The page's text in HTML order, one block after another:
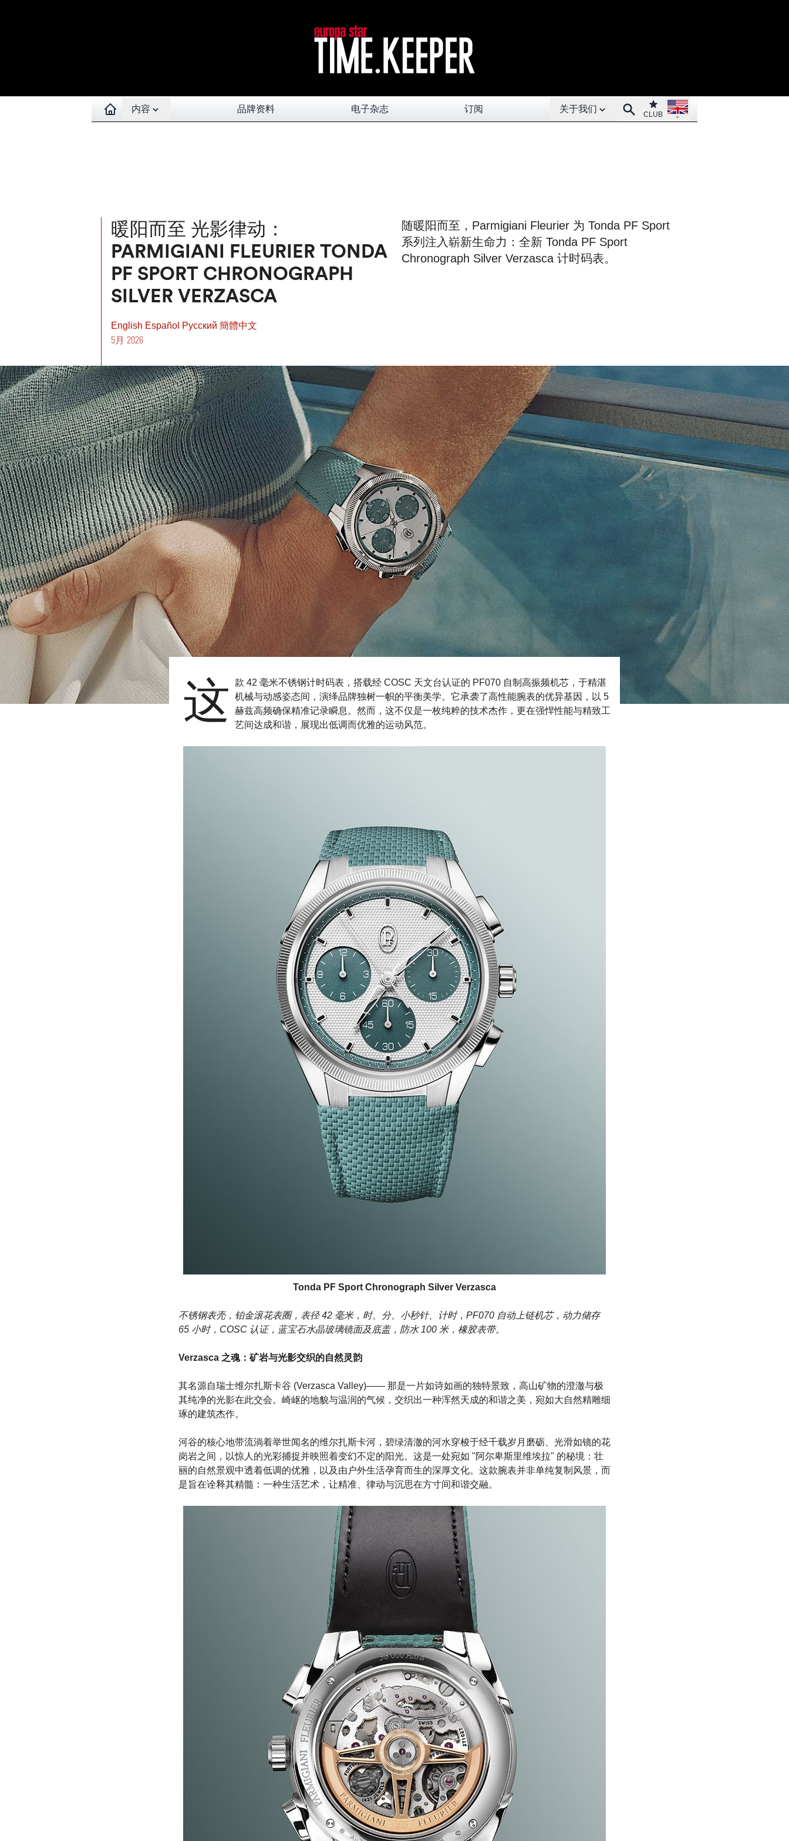
Open contents menu
内容 品牌资料 电子杂志 订阅
Open About menu
关于我们 SearchClub
CLUB
Open language menu
暖阳而至 光影律动：
PARMIGIANI FLEURIER TONDA
PF SPORT CHRONOGRAPH
SILVER VERZASCA
English Español Pусский 簡體中文
5月 2026
随暖阳而至，Parmigiani Fleurier 为 Tonda PF Sport
系列注入崭新生命力：全新 Tonda PF Sport
Chronograph Silver Verzasca 计时码表。
这
款 42 毫米不锈钢计时码表，搭载经 COSC 天文台认证的 PF070 自制高振频机芯，于精湛
机械与动感姿态间，演绎品牌独树一帜的平衡美学。它承袭了高性能腕表的优异基因，以 5
赫兹高频确保精准记录瞬息。然而，这不仅是一枚纯粹的技术杰作，更在强悍性能与精致工
艺间达成和谐，展现出低调而优雅的运动风范。
Tonda PF Sport Chronograph Silver Verzasca
不锈钢表壳，铂金滚花表圈，表径 42 毫米，时、分、小秒针、计时，PF070 自动上链机芯，动力储存
65 小时，COSC 认证，蓝宝石水晶玻璃镜面及底盖，防水 100 米，橡胶表带。
Verzasca 之魂：矿岩与光影交织的自然灵韵
其名源自瑞士维尔扎斯卡谷 (Verzasca Valley)—— 那是一片如诗如画的独特景致，高山矿物的澄澈与极
其纯净的光影在此交会。崎岖的地貌与温润的气候，交织出一种浑然天成的和谐之美，宛如大自然精雕细
琢的建筑杰作。
河谷的核心地带流淌着举世闻名的维尔扎斯卡河，碧绿清澈的河水穿梭于经千载岁月磨砺、光滑如镜的花
岗岩之间，以惊人的光彩捕捉并映照着变幻不定的阳光。这是一处宛如 "阿尔卑斯里维埃拉" 的秘境：壮
丽的自然景观中透着低调的优雅，以及由户外生活孕育而生的深厚文化。这款腕表并非单纯复制风景，而
是旨在诠释其精髓：一种生活艺术，让精准、律动与沉思在方寸间和谐交融。